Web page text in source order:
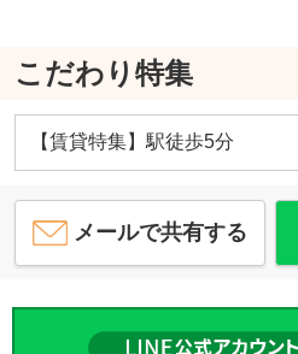
こだわり特集
【賃貸特集】駅徒歩5分
メールで共有する